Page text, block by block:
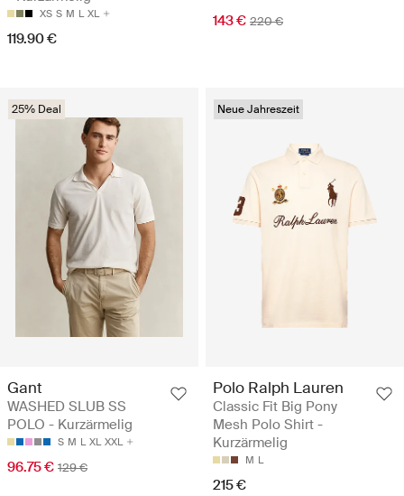
XS S M L XL
119.90 €
143 € 220 €
25% Deal
Gant
WASHED SLUB SS
POLO - Kurzärmelig
S M L XL XXL
96.75 € 129 €
Neue Jahreszeit
Polo Ralph Lauren
Classic Fit Big Pony
Mesh Polo Shirt -
Kurzärmelig
M L
215 €